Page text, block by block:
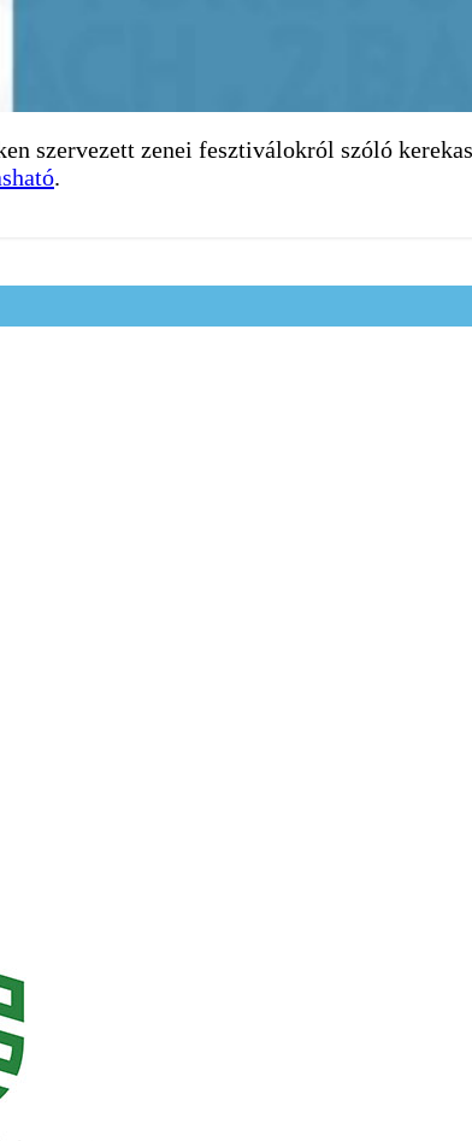
szervezett zenei fesztiválokról szóló
.